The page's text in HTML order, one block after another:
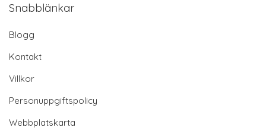
Snabblänkar
Blogg
Kontakt
Villkor
Personuppgiftspolicy
Webbplatskarta